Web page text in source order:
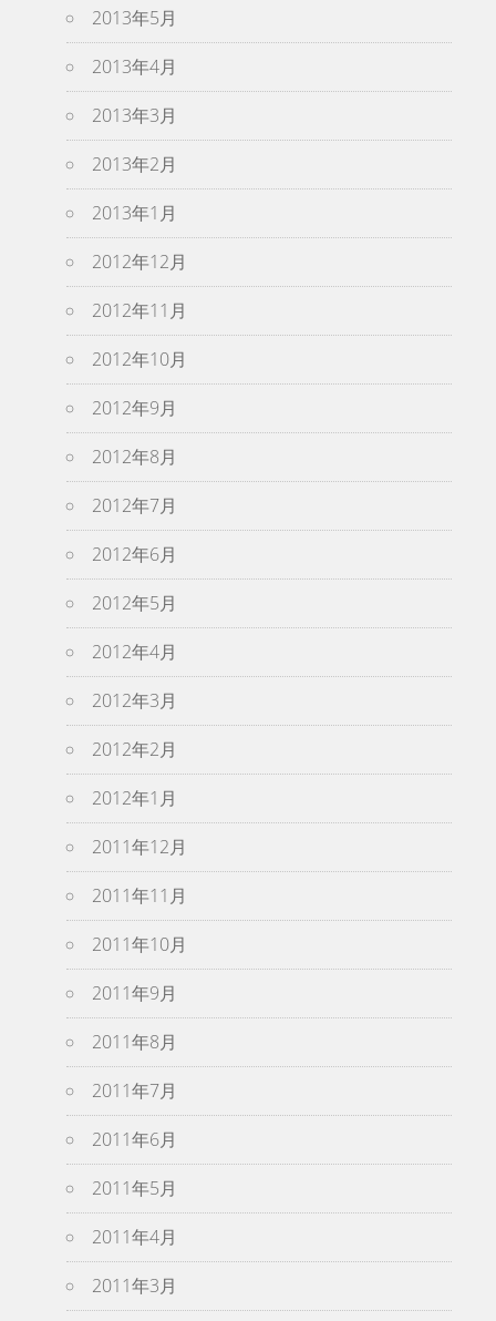
2013年5月
2013年4月
2013年3月
2013年2月
2013年1月
2012年12月
2012年11月
2012年10月
2012年9月
2012年8月
2012年7月
2012年6月
2012年5月
2012年4月
2012年3月
2012年2月
2012年1月
2011年12月
2011年11月
2011年10月
2011年9月
2011年8月
2011年7月
2011年6月
2011年5月
2011年4月
2011年3月